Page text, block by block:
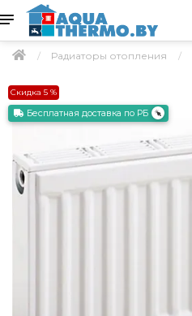
Радиаторы отопления
Скидка 5 %
Бесплатная доставка по РБ